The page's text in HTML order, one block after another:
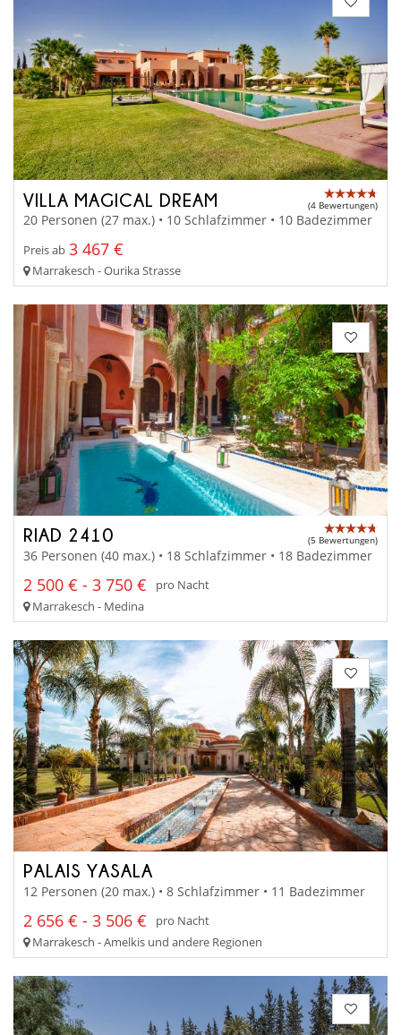
VILLA MAGICAL DREAM (4 Bewertungen)
20 Personen (27 max.) • 10 Schlafzimmer • 10 Badezimmer
Preis ab 3 467 €
Marrakesch - Ourika Strasse
RIAD 2410 (5 Bewertungen)
36 Personen (40 max.) • 18 Schlafzimmer • 18 Badezimmer
2 500 € - 3 750 €
pro Nacht
Marrakesch - Medina
PALAIS YASALA
12 Personen (20 max.) • 8 Schlafzimmer • 11 Badezimmer
2 656 € - 3 506 €
pro Nacht
Marrakesch - Amelkis und andere Regionen